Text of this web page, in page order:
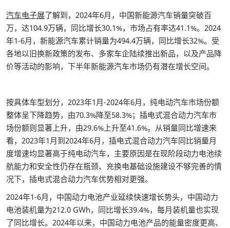
汽车电子展了解到，2024年6月，中国新能源汽车销量突破百
万，达104.9万辆，同比增长30.1%，市场占有率达41.1%。2024
年1-6月，新能源汽车累计销量为494.4万辆，同比增长32%。受
各地以旧换新政策的发布、多家车企陆续推出新品，以及产品降
价等活动的影响，下半年新能源汽车市场仍有潜在增长空间。
按具体车型划分，2023年1月-2024年6月，纯电动汽车市场份额
整体呈下降趋势，由70.3%降至58.3%；插电式混合动力汽车市
场份额则显著上升，由29.6%上升至41.6%。从销量同比增速来
看，2023年1月到2024年6月，插电式混合动力汽车同比销量月
度增速均显著高于纯电动汽车，主要原因是在现阶段动力电池续
航能力和安全性仍存在瓶颈、充换电基础设施建设不够完善的情
况下，插电式混合动力汽车优势相对更强。
2024年1-6月，中国动力电池产业延续快速增长势头，中国动力
电池装机量为212.0 GWh，同比增长39.4%，每月装机量也实现
了同比增长。2024年以来，中国动力电池产品的能量密度更高、